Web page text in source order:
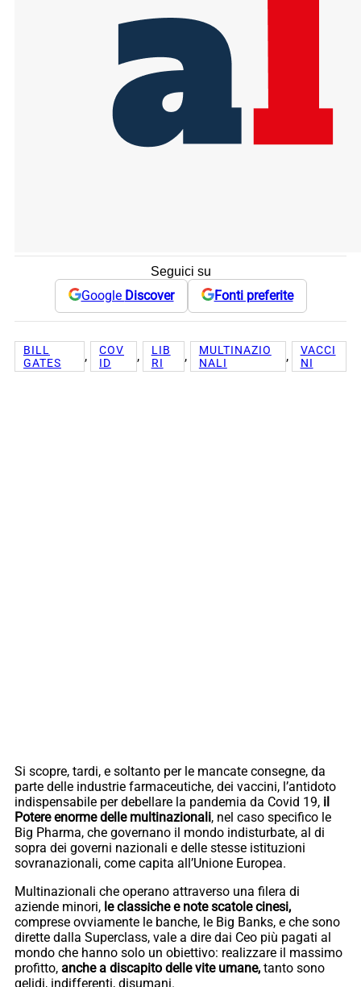
Seguici su
Google Discover Fonti preferite
BILL
GATES
,
COV
ID
,
LIB
RI
,
MULTINAZIO
NALI
,
VACCI
NI
Si scopre, tardi, e soltanto per le mancate consegne, da
parte delle industrie farmaceutiche, dei vaccini, l’antidoto
indispensabile per debellare la pandemia da Covid 19, il
Potere enorme delle multinazionali, nel caso specifico le
Big Pharma, che governano il mondo indisturbate, al di
sopra dei governi nazionali e delle stesse istituzioni
sovranazionali, come capita all’Unione Europea.
Multinazionali che operano attraverso una filera di
aziende minori, le classiche e note scatole cinesi,
comprese ovviamente le banche, le Big Banks, e che sono
dirette dalla Superclass, vale a dire dai Ceo più pagati al
mondo che hanno solo un obiettivo: realizzare il massimo
profitto, anche a discapito delle vite umane, tanto sono
gelidi, indifferenti, disumani.